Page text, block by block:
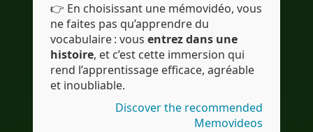
👉 En choisissant une mémovidéo, vous
ne faites pas qu’apprendre du
vocabulaire : vous entrez dans une
histoire, et c’est cette immersion qui
rend l’apprentissage efficace, agréable
et inoubliable.
Discover the recommended
Memovideos